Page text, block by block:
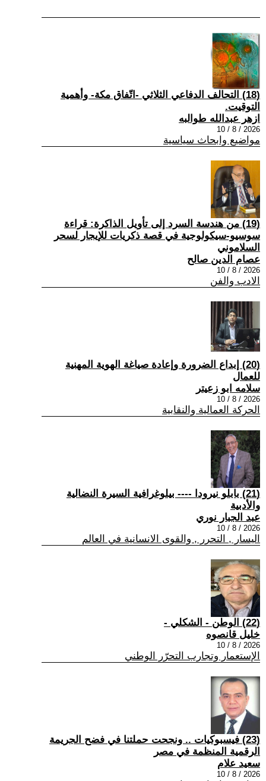
(18) التحالف الدفاعي الثلاثي -اتّفاق مكة- وأهمية
التوقيت.
ازهر عبدالله طوالبه
2026 / 8 / 10
مواضيع وابحاث سياسية
(19) من هندسة السرد إلى تأويل الذاكرة: قراءة
سوسيو-سيكولوجية في قصة ذكريات للإيجار لسحر
السلاموني
عصام الدين صالح
2026 / 8 / 10
الادب والفن
(20) إبداع الضرورة وإعادة صياغة الهوية المهنية
للعمال
سلامه ابو زعيتر
2026 / 8 / 10
الحركة العمالية والنقابية
(21) بابلو نيرودا ---- بيلوغرافية السيرة النضالية
والأدبية
عبد الجبار نوري
2026 / 8 / 10
اليسار , التحرر , والقوى الانسانية في العالم
(22) الوطن - الشكلي -
خليل قانصوه
2026 / 8 / 10
الإستعمار وتجارب التحرّر الوطني
(23) فيسبوكيات .. ونجحت حملتنا في فضح الجريمة
الرقمية المنظمة في مصر
سعيد علام
2026 / 8 / 10